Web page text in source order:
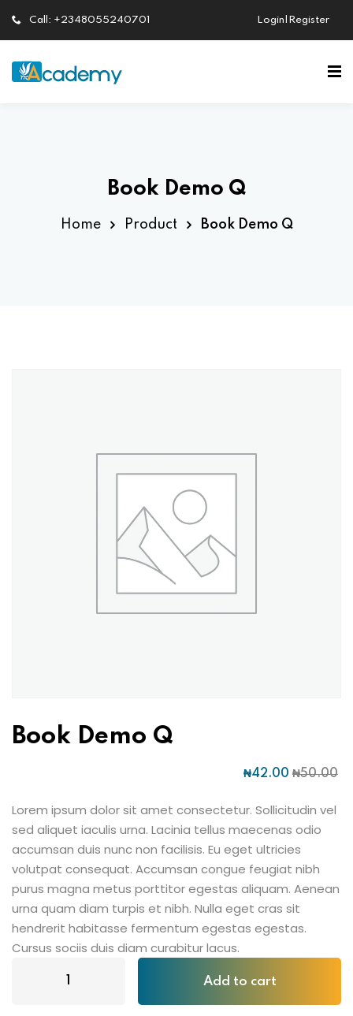
Call: +2348055240701 Login|Register
Book Demo Q
Home Product Book Demo Q
Book Demo Q
₦50.00
₦42.00
Lorem ipsum dolor sit amet consectetur. Sollicitudin vel
sed aliquet iaculis urna. Lacinia tellus maecenas odio
accumsan duis nunc non facilisis. Eu eget ultricies
volutpat consequat. Accumsan congue feugiat nibh
purus magna metus porttitor egestas aliquam. Aenean
urna quam diam turpis et nibh. Nulla eget cras sit
hendrerit habitasse fermentum egestas egestas.
Cursus sociis duis diam curabitur lacus.
Add to cart